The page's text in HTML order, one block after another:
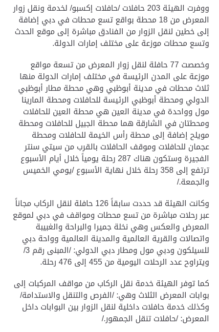
ووفرت الهيئة 203 حافلات /حافلات إكسبو/ لخدمة ونقل زوار
المعرض من 18 محطة بواقع تسع محطات في دبي إضافة
إلى خطين لنقل الزوار من الفنادق مباشرة إلى موقع الحدث
وتسع محطات موزعة على مختلف إمارات الدولة.
وخصصت 77 حافلة لنقل زوار المعرض من تسعة مواقع
موزعة على المدن الرئيسة في مختلف إمارات الدولة منها
ثلاث محطات في مدينة أبوظبي وهي محطة مطار أبوظبي
الدولي ومحطة أبوظبي الرئيسة للحافلات ومحطة المارينا
مول وواحدة في مدينة العين هي محطة العين للحافلات
ومحطتان في الشارقة هما محطة الجبيل للحافلات ومحطة
مويلح إضافة إلى محطة رأس الخيمة للحافلات ومحطة
عجمان للحافلات وموقف الحافلات بالقرب من سيتي سنتر
الفجيرة وستكون هناك 287 رحلة يومياً خلال أيام الأسبوع
ترتفع إلى 358 رحلة خلال نهاية الأسبوع /يومي الخميس
والجمعة/.
وكانت الهيئة قد حددت سابقاً 126 حافلة لنقل الركاب مجاناً
عبر رحلات مباشرة من تسع محطات ومواقف في دبي لموقع
المعرض والعكس وهي نخلة جميرا والبراحة والغبيبة
واتصالات والقرية العالمية والمدينة العالمية وواحة دبي
للسيلكون ودبي مول ومطار دبي الدولي: /المبنى رقم 3/
ويتراوح عدد الرحلات اليومية من 455 إلى 476 رحلة
.
كما توفر الهيئة خدمة نقل الركاب من مواقف المركبات إلى
بوابات المعرض الثلاث وهي: /الفرص والتنقل والاستدامة/
وكذلك خدمة حافلات داخلية لنقل الزوار بين البوابات داخل
المعرض: /حافلات تنقل الجمهور/.